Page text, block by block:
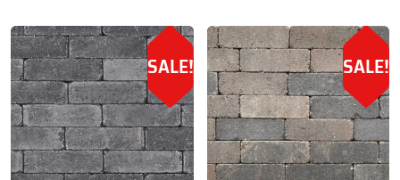
SALE! SALE!